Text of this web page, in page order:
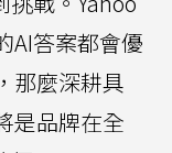
AI答案都會優
那麼深耕具
是品牌在全